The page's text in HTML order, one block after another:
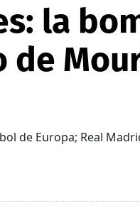
la
de Europa; Real